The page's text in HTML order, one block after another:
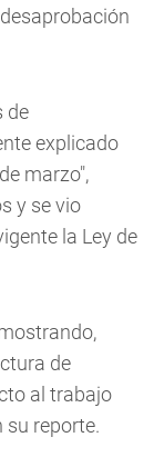
de
explicado
marzo",
y se vio
la Ley de
de
al trabajo
su reporte.